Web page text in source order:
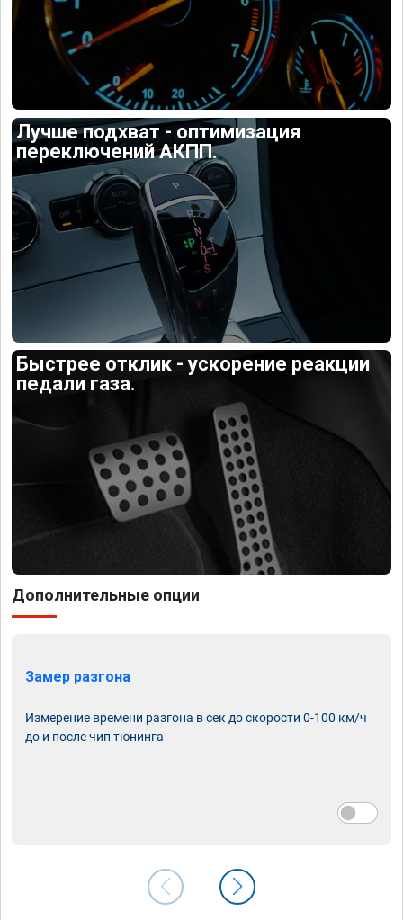
Лучше подхват - оптимизация
переключений АКПП.
Быстрее отклик - ускорение реакции
педали газа.
Дополнительные опции
Замер разгона
Измерение времени разгона в сек до скорости 0-100 км/ч
до и после чип тюнинга